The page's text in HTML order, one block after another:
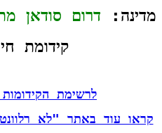
סודאן מתוכנן
קידומת חיוג: 211
הקידומות של כל
"לא רלוונטי" על